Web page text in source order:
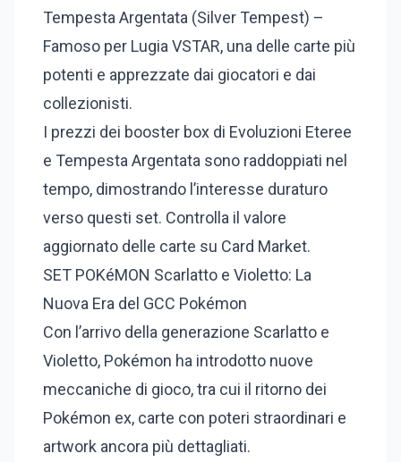
Tempesta Argentata (Silver Tempest) –
Famoso per Lugia VSTAR, una delle carte più
potenti e apprezzate dai giocatori e dai
collezionisti.
I prezzi dei booster box di Evoluzioni Eteree
e Tempesta Argentata sono raddoppiati nel
tempo, dimostrando l’interesse duraturo
verso questi set. Controlla il valore
aggiornato delle carte su Card Market.
SET POKéMON Scarlatto e Violetto: La
Nuova Era del GCC Pokémon
Con l’arrivo della generazione Scarlatto e
Violetto, Pokémon ha introdotto nuove
meccaniche di gioco, tra cui il ritorno dei
Pokémon ex, carte con poteri straordinari e
artwork ancora più dettagliati.